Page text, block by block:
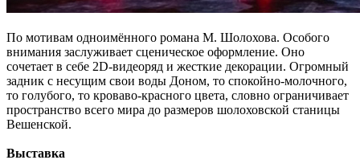
По мотивам одноимённого романа М. Шолохова. Особого
внимания заслуживает сценическое оформление. Оно
сочетает в себе 2D-видеоряд и жесткие декорации. Огромный
задник с несущим свои воды Доном, то спокойно-молочного,
то голубого, то кроваво-красного цвета, словно ограничивает
пространство всего мира до размеров шолоховской станицы
Вешенской.
Выставка